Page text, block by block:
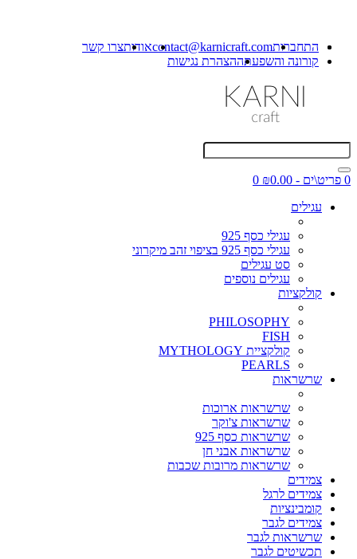
התחברותcontact@karnicraft.comאודותצרו קשר
קורונה והשפעתההצהרת נגישות
0 פריט\ים - ₪0.00
0
עגילים
עגילי כסף 925
עגילי כסף 925 בציפוי זהב מיקרוני
סט עגילים
עגילים נוספים
קולקציות
PHILOSOPHY
FISH
קולקציית MYTHOLOGY
PEARLS
שרשראות
שרשראות ארוכות
שרשראות צ'וקר
שרשראות כסף 925
שרשראות אבני חן
שרשראות מרובות שכבות
צמידים
צמידים לרגל
קומבינציות
צמידים לגבר
שרשראות לגבר
תכשיטים לגבר